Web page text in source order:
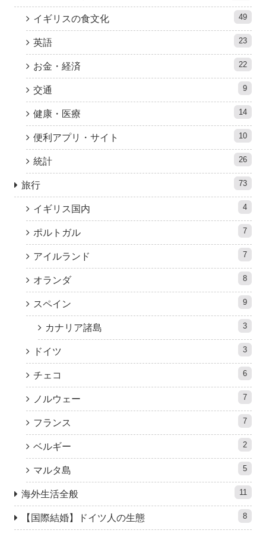
イギリスの食文化 49
英語 23
お金・経済 22
交通 9
健康・医療 14
便利アプリ・サイト 10
統計 26
旅行 73
イギリス国内 4
ポルトガル 7
アイルランド 7
オランダ 8
スペイン 9
カナリア諸島 3
ドイツ 3
チェコ 6
ノルウェー 7
フランス 7
ベルギー 2
マルタ島 5
海外生活全般 11
【国際結婚】ドイツ人の生態 8